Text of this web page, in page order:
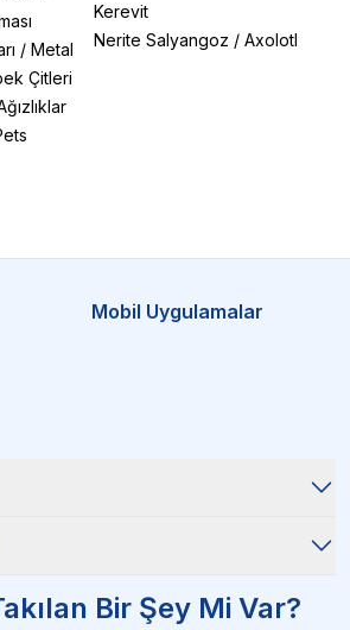
/ Metal
Çitleri
Kerevit
Nerite Salyangoz / Axolotl
Mobil Uygulamalar
Bir Şey Mi Var?